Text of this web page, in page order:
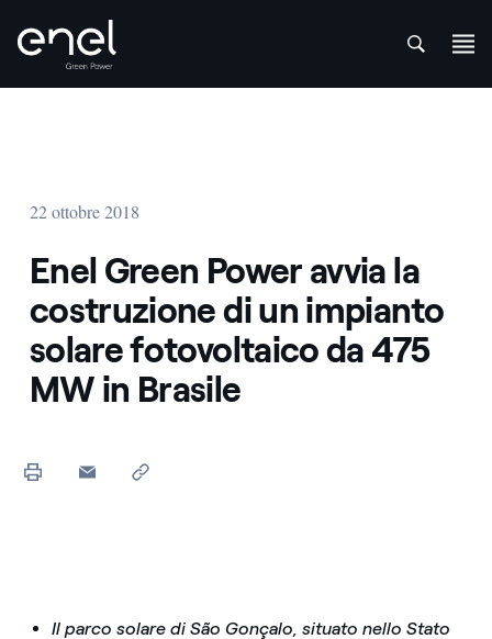
22 ottobre 2018
Enel Green Power avvia la
costruzione di un impianto
solare fotovoltaico da 475
MW in Brasile
Il parco solare di São Gonçalo, situato nello Stato